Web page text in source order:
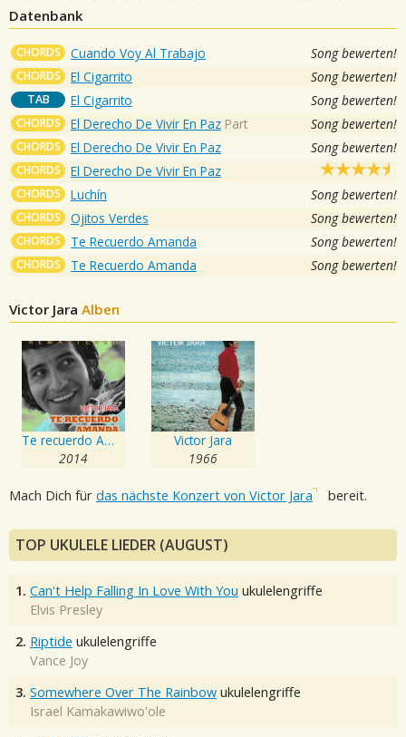
Datenbank
CHORDS Cuando Voy Al Trabajo Song bewerten!
CHORDS El Cigarrito Song bewerten!
TAB El Cigarrito Song bewerten!
CHORDS El Derecho De Vivir En Paz Part Song bewerten!
CHORDS El Derecho De Vivir En Paz Song bewerten!
CHORDS El Derecho De Vivir En Paz
CHORDS Luchín Song bewerten!
CHORDS Ojitos Verdes Song bewerten!
CHORDS Te Recuerdo Amanda Song bewerten!
CHORDS Te Recuerdo Amanda Song bewerten!
Victor Jara Alben
Te recuerdo Amanda
2014
Victor Jara
1966
Mach Dich für das nächste Konzert von Victor Jara bereit.
TOP UKULELE LIEDER (AUGUST)
1. Can't Help Falling In Love With You ukulelengriffe
Elvis Presley
2. Riptide ukulelengriffe
Vance Joy
3. Somewhere Over The Rainbow ukulelengriffe
Israel Kamakawiwo'ole